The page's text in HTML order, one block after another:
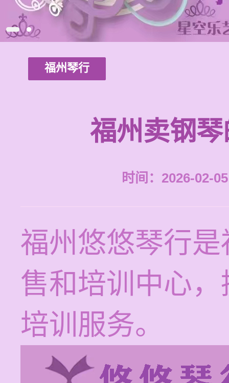
福州琴行
福州卖钢
时间：2026-02-
福州悠悠琴行
售和培训中心
培训服务。